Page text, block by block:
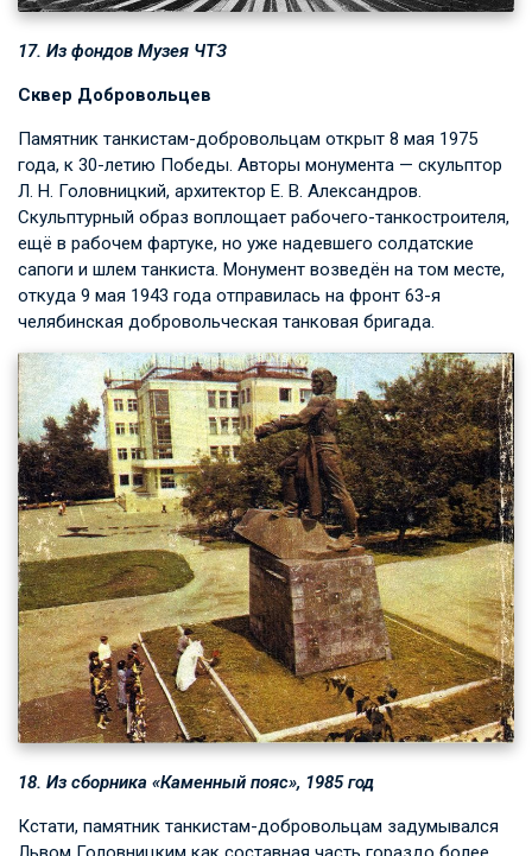
17. Из фондов Музея ЧТЗ
Сквер Добровольцев
Памятник танкистам-добровольцам открыт 8 мая 1975
года, к 30-летию Победы. Авторы монумента — скульптор
Л. Н. Головницкий, архитектор Е. В. Александров.
Скульптурный образ воплощает рабочего-танкостроителя,
ещё в рабочем фартуке, но уже надевшего солдатские
сапоги и шлем танкиста. Монумент возведён на том месте,
откуда 9 мая 1943 года отправилась на фронт 63-я
челябинская добровольческая танковая бригада.
18. Из сборника «Каменный пояс», 1985 год
Кстати, памятник танкистам-добровольцам задумывался